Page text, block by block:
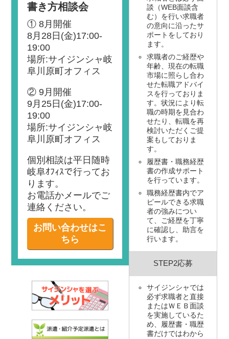
談（WEB面談含
む）を行い求職者
の意向に沿ったサ
ポートをしており
ます。
求職者のご経歴や
年齢、現在の転職
市場に照らし合わ
せた転職アドバイ
スを行っておりま
す。状況により転
職の時期を見合わ
せたり、転職を再
検討いただくご提
案もしておりま
す。
履歴書・職務経歴
書の作成サポート
を行っています。
職務経歴書内でア
ピールできる求職
者の強みについ
て、ご経歴を丁寧
に確認し、助言を
行います。
STEP2応募
サイジンシャでは
必ず求職者と直接
またはＷＥＢ面談
を実施しているた
め、履歴書・職歴
書だけではわから
書き方相談会
① 8月開催
8月28日(金)17:00-
19:00
場所:サイジンシャ岐
阜川原町オフィス
② 9月開催
9月25日(金)17:00-
19:00
場所:サイジンシャ岐
阜川原町オフィス
個別相談は平日随時
岐阜ｵﾌｨｽで行ってお
ります。
お電話かメールでご
連絡ください。
お問い合わせはこ
ちら